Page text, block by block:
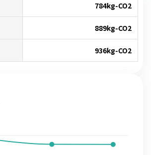
784kg-CO2
889kg-CO2
936kg-CO2